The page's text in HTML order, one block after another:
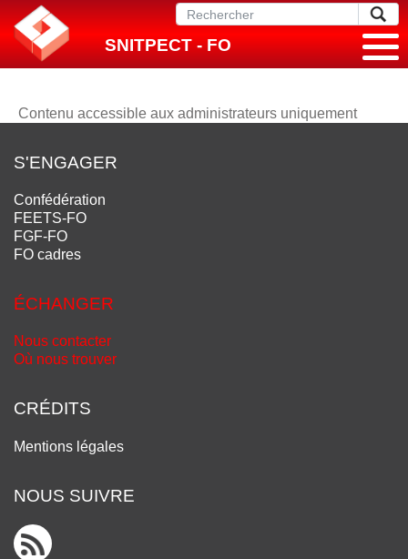
SNITPECT - FO
Contenu accessible aux administrateurs uniquement
S'ENGAGER
Confédération
FEETS-FO
FGF-FO
FO cadres
ÉCHANGER
Nous contacter
Où nous trouver
CRÉDITS
Mentions légales
NOUS SUIVRE